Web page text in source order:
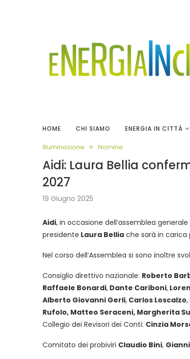
HOME CHI SIAMO ENERGIA IN CITTÀ
Illuminazione Nomine
Aidi: Laura Bellia
2027
19 Giugno 2025
Aidi, in occasione dell’assemblea
presidente Laura Bellia che sarà in carica
Nel corso dell’Assemblea si sono inoltre
Consiglio direttivo nazionale: Roberto
Raffaele Bonardi, Dante Cariboni,
Alberto Giovanni Gerli, Carlos Loscalzo,
Rufolo, Matteo Seraceni, Margherita
Collegio dei Revisori dei Conti: Cinzia
Comitato dei probiviri Claudio Bini,